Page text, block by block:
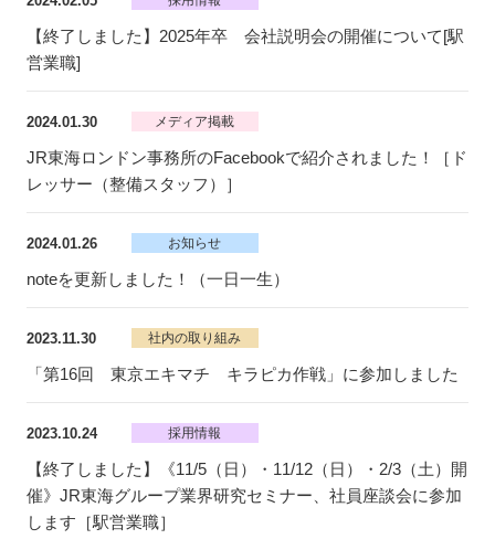
【終了しました】2025年卒 会社説明会の開催について[駅
営業職]
2024.01.30 メディア掲載
JR東海ロンドン事務所のFacebookで紹介されました！［ド
レッサー（整備スタッフ）］
2024.01.26 お知らせ
noteを更新しました！（一日一生）
2023.11.30 社内の取り組み
「第16回 東京エキマチ キラピカ作戦」に参加しました
2023.10.24 採用情報
【終了しました】《11/5（日）・11/12（日）・2/3（土）開
催》JR東海グループ業界研究セミナー、社員座談会に参加
します［駅営業職］